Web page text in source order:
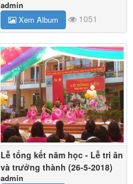
admin
Xem Album
1051
Lễ tổng kết năm học - Lễ tri ân
và trưởng thành (26-5-2018)
admin